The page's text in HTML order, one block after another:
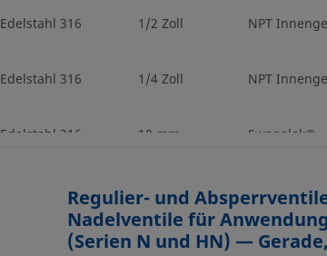
Edelstahl 316 1/2 Zoll NPT
Edelstahl 316 1/4 Zoll NPT
Edelstahl 316 10 mm
Swagelok®
Edelstahl 316 3/8 Zoll
Swagelok®
Regulier- und
Nadelventile für
(Serien N und HN) —